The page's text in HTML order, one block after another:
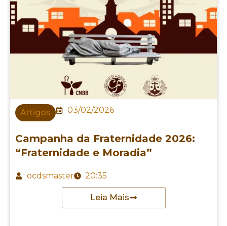
Artigos 03/02/2026
Campanha da Fraternidade 2026:
“Fraternidade e Moradia”
ocdsmaster 20:35
Leia Mais